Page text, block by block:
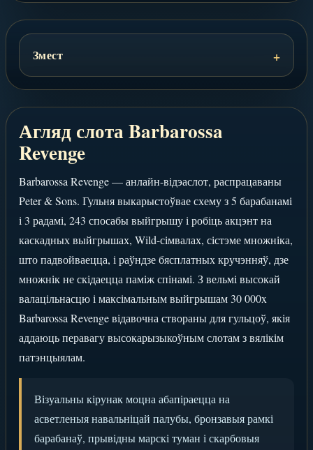
Змест
Агляд слота Barbarossa
Revenge
Barbarossa Revenge — анлайн-відэаслот, распрацаваны
Peter & Sons. Гульня выкарыстоўвае схему з 5 барабанамі
і 3 радамі, 243 спосабы выйгрышу і робіць акцэнт на
каскадных выйгрышах, Wild-сімвалах, сістэме множніка,
што падвойваецца, і раўндзе бясплатных кручэнняў, дзе
множнік не скідаецца паміж спінамі. З вельмі высокай
валацільнасцю і максімальным выйгрышам 30 000x
Barbarossa Revenge відавочна створаны для гульцоў, якія
аддаюць перавагу высокарызыкоўным слотам з вялікім
патэнцыялам.
Візуальны кірунак моцна абапіраецца на
асветленыя навальніцай палубы, бронзавыя рамкі
барабанаў, прывідны марскі туман і скарбовыя